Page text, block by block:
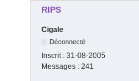
RIPS
Cigale
Déconnecté
Inscrit : 31-08-2005
Messages : 241